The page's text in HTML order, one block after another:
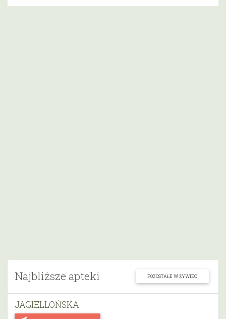
Najbliższe apteki POZOSTAŁE W ŻYWIEC
JAGIELLOŃSKA